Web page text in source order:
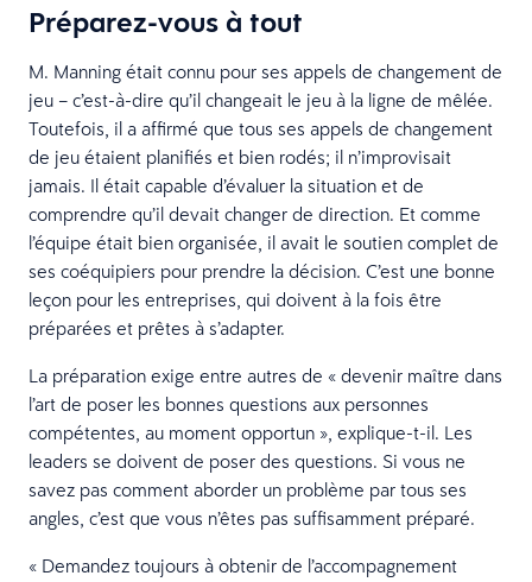
Préparez-vous à tout
M. Manning était connu pour ses appels de changement de
jeu – c’est-à-dire qu’il changeait le jeu à la ligne de mêlée.
Toutefois, il a affirmé que tous ses appels de changement
de jeu étaient planifiés et bien rodés; il n’improvisait
jamais. Il était capable d’évaluer la situation et de
comprendre qu’il devait changer de direction. Et comme
l’équipe était bien organisée, il avait le soutien complet de
ses coéquipiers pour prendre la décision. C’est une bonne
leçon pour les entreprises, qui doivent à la fois être
préparées et prêtes à s’adapter.
La préparation exige entre autres de « devenir maître dans
l’art de poser les bonnes questions aux personnes
compétentes, au moment opportun », explique-t-il. Les
leaders se doivent de poser des questions. Si vous ne
savez pas comment aborder un problème par tous ses
angles, c’est que vous n’êtes pas suffisamment préparé.
« Demandez toujours à obtenir de l’accompagnement